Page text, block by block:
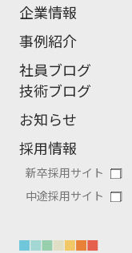
企業情報
事例紹介
社員ブログ
技術ブログ
お知らせ
採用情報
新卒採用サイト
中途採用サイト